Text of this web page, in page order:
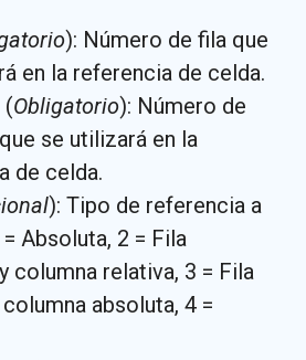
): Número de fila que
en la referencia de celda.
(Obligatorio): Número de
se utilizará en la
de celda.
): Tipo de referencia a
Absoluta, 2 = Fila
columna relativa, 3 = Fila
absoluta, 4 =